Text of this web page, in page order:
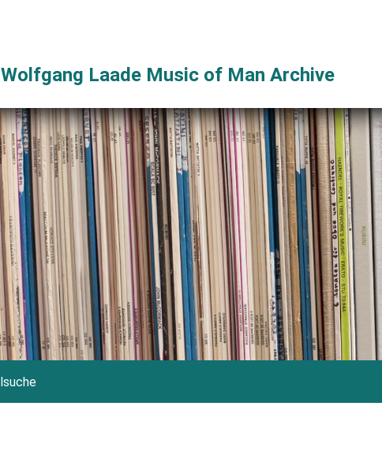
Wolfgang Laade Music of Man Archive